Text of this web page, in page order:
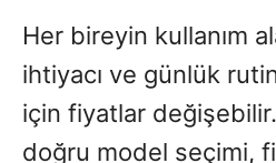
Her bireyin kullanım
ihtiyacı ve günlük
için fiyatlar
doğru model seçimi,